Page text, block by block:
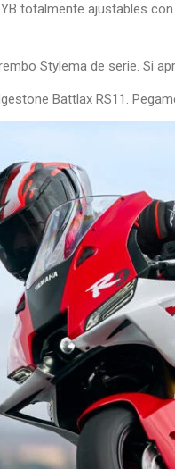
totalmente ajustables
Stylema de serie. Si
Battlax RS11.